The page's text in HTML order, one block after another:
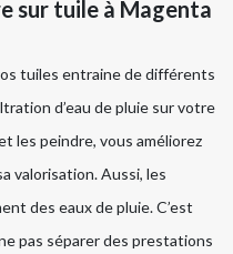
sur tuile à Magenta
tuiles entraine de différents
d’eau de pluie sur votre
les peindre, vous améliorez
valorisation. Aussi, les
des eaux de pluie. C’est
pas séparer des prestations